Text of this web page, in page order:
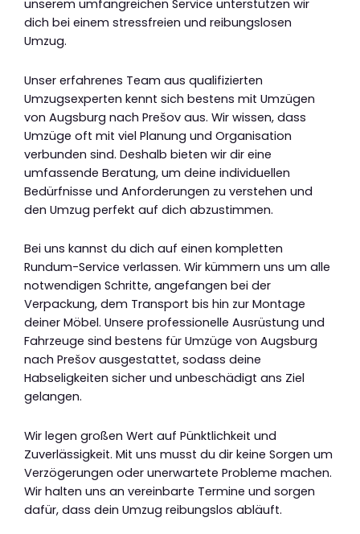
unserem umfangreichen Service unterstützen wir
dich bei einem stressfreien und reibungslosen
Umzug.
Unser erfahrenes Team aus qualifizierten
Umzugsexperten kennt sich bestens mit Umzügen
von Augsburg nach Prešov aus. Wir wissen, dass
Umzüge oft mit viel Planung und Organisation
verbunden sind. Deshalb bieten wir dir eine
umfassende Beratung, um deine individuellen
Bedürfnisse und Anforderungen zu verstehen und
den Umzug perfekt auf dich abzustimmen.
Bei uns kannst du dich auf einen kompletten
Rundum-Service verlassen. Wir kümmern uns um alle
notwendigen Schritte, angefangen bei der
Verpackung, dem Transport bis hin zur Montage
deiner Möbel. Unsere professionelle Ausrüstung und
Fahrzeuge sind bestens für Umzüge von Augsburg
nach Prešov ausgestattet, sodass deine
Habseligkeiten sicher und unbeschädigt ans Ziel
gelangen.
Wir legen großen Wert auf Pünktlichkeit und
Zuverlässigkeit. Mit uns musst du dir keine Sorgen um
Verzögerungen oder unerwartete Probleme machen.
Wir halten uns an vereinbarte Termine und sorgen
dafür, dass dein Umzug reibungslos abläuft.